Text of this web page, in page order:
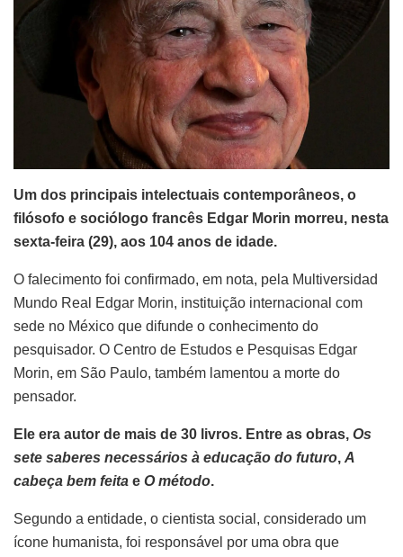
Um dos principais intelectuais contemporâneos, o
filósofo e sociólogo francês Edgar Morin morreu, nesta
sexta-feira (29), aos 104 anos de idade.
O falecimento foi confirmado, em nota, pela Multiversidad
Mundo Real Edgar Morin, instituição internacional com
sede no México que difunde o conhecimento do
pesquisador. O Centro de Estudos e Pesquisas Edgar
Morin, em São Paulo, também lamentou a morte do
pensador.
Ele era autor de mais de 30 livros. Entre as obras, Os
sete saberes necessários à educação do futuro, A
cabeça bem feita e O método.
Segundo a entidade, o cientista social, considerado um
ícone humanista, foi responsável por uma obra que